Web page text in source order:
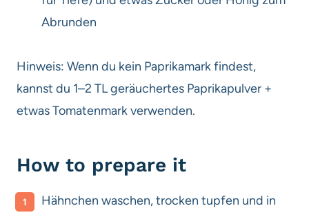
Abrunden
Hinweis: Wenn du kein Paprikamark findest,
kannst du 1–2 TL geräuchertes Paprikapulver +
etwas Tomatenmark verwenden.
How to prepare it
Hähnchen waschen, trocken tupfen und in